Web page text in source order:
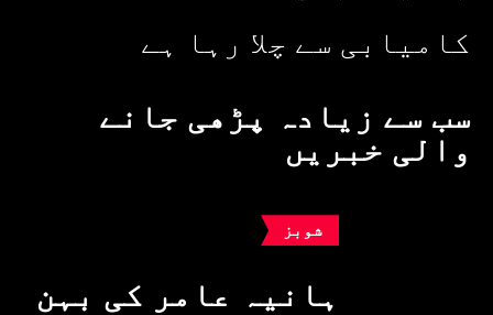
کامیابی سے چلا رہا ہے
سب سے زیادہ پڑھی جانے
والی خبریں
شوبز
ہانیہ عامر کی بہن